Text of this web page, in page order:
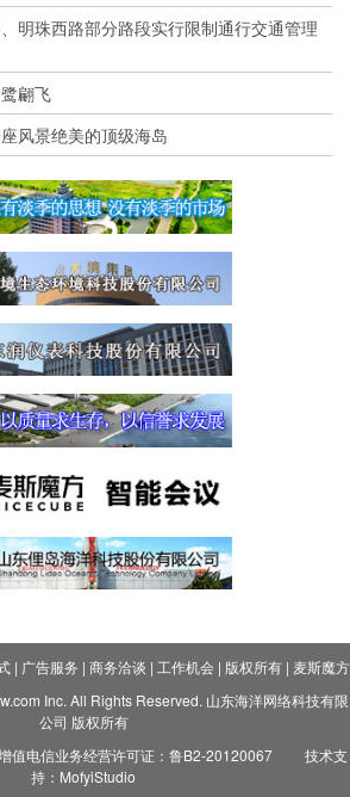
明珠西路部分路段实行限制通行交通管理
翩飞
风景绝美的顶级海岛
| 广告服务 | 商务洽谈 | 工作机会| 版权所有| 麦斯魔方
Inc. All Rights Reserved. 山东海洋网络科技有限
公司 版权所有
值电信业务经营许可证：鲁B2-20120067
技术支
持：MofyiStudio